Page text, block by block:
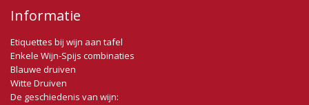
Informatie
Etiquettes bij wijn aan tafel
Enkele Wijn-Spijs combinaties
Blauwe druiven
Witte Druiven
De geschiedenis van wijn: